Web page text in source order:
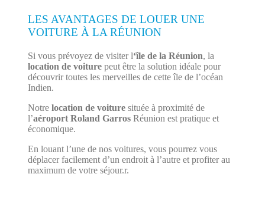
LES AVANTAGES DE LOUER UNE
VOITURE À LA RÉUNION
Si vous prévoyez de visiter l‘île de la Réunion, la
location de voiturepeut être la solution idéale pour
découvrir toutes les merveilles de cette île de l’océan
Indien.
Notre location de voituresituée à proximité de
l’aéroport Roland GarrosRéunion est pratique et
économique.
En louant l’une de nos voitures, vous pourrez vous
déplacer facilement d’un endroit à l’autre et profiter au
maximum de votre séjour.r.